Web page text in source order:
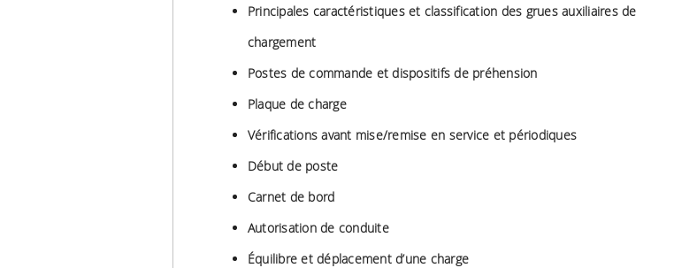
Principales caractéristiques et classification des grues auxiliaires de
chargement
Postes de commande et dispositifs de préhension
Plaque de charge
Vérifications avant mise/remise en service et périodiques
Début de poste
Carnet de bord
Autorisation de conduite
Équilibre et déplacement d’une charge